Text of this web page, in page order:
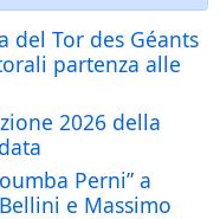
Tor des Géants
partenza alle
2026 della
Perni” a
e Massimo